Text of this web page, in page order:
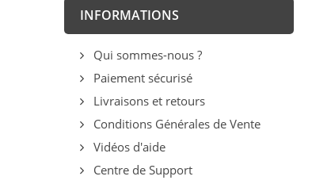
INFORMATIONS
Qui sommes-nous ?
Paiement sécurisé
Livraisons et retours
Conditions Générales de Vente
Vidéos d'aide
Centre de Support